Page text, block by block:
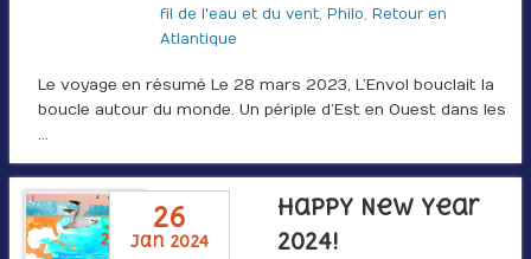
fil de l'eau et du vent, Philo, Retour en
Atlantique
Le voyage en résumé Le 28 mars 2023, L’Envol bouclait la
boucle autour du monde. Un périple d’Est en Ouest dans les
…
26
jan 2024
Happy New Year
2024!